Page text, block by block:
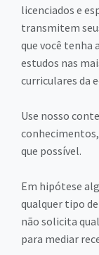
licenciados e
transmitem
que você tenha
estudos nas
curriculares da
Use nosso
que possível.
Em hipótese
qualquer tipo
não solicita
para mediar